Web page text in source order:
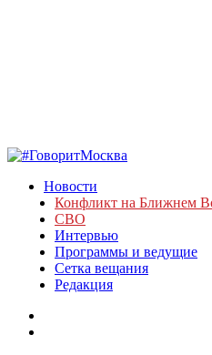
Новости
Конфликт на Ближнем
СВО
Интервью
Программы и ведущие
Сетка вещания
Редакция